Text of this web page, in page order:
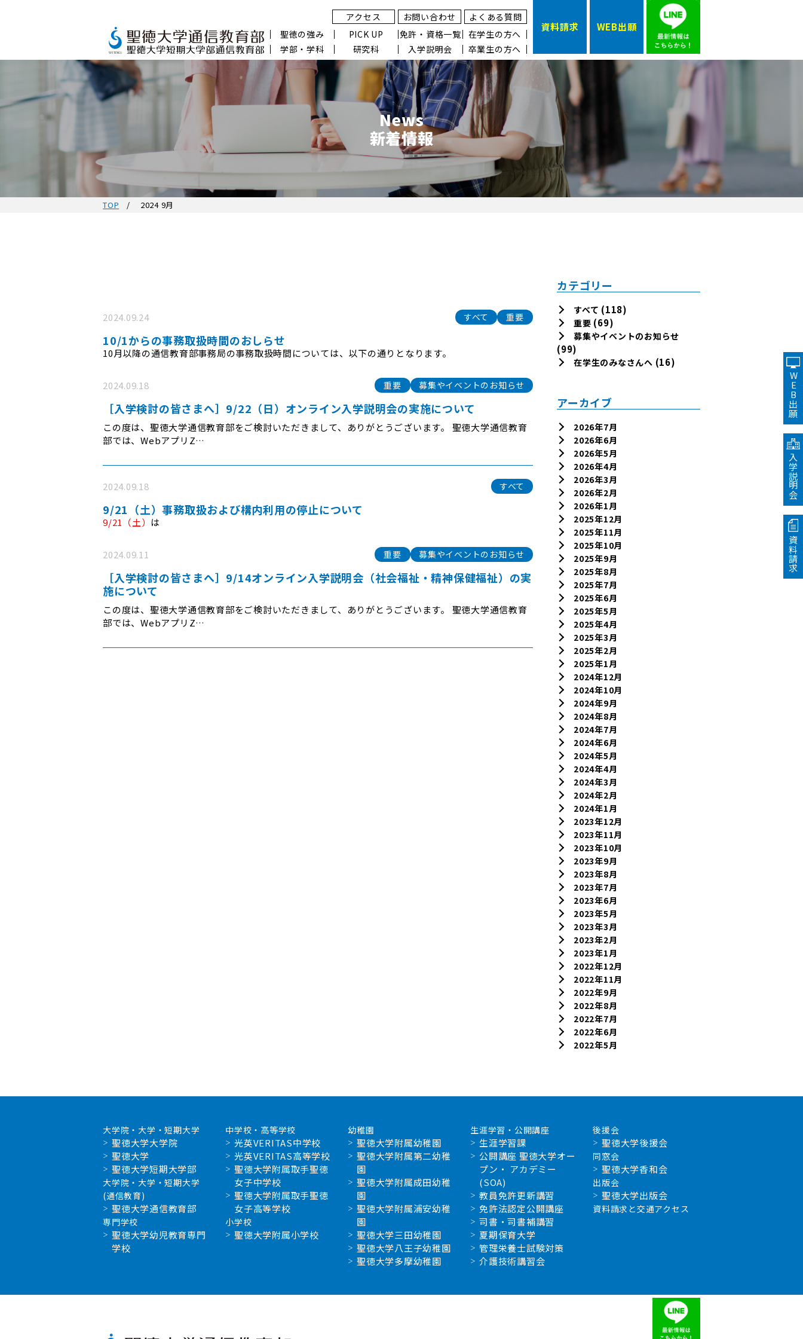
アクセス お問い合わせ
よくある質問
聖徳の強み
PICK UP 免許・資格一覧
在学生の方へ
学部・学科
研究科 入学説明会 卒業生の方へ
資料請求 WEB出願
News
新着情報
TOP 2024 9月
2024.09.24 すべて 重要
10/1からの事務取扱時間のおしらせ
10月以降の通信教育部事務局の事務取扱時間については、以下の通りとなります。
2024.09.18 重要 募集やイベントのお知らせ
［入学検討の皆さまへ］9/22（日）オンライン入学説明会の実施について
この度は、聖徳大学通信教育部をご検討いただきまして、ありがとうございます。 聖徳大学通信教育
部では、WebアプリZ…
2024.09.18 すべて
9/21（土）事務取扱および構内利用の停止について
9/21（土） は
2024.09.11 重要 募集やイベントのお知らせ
［入学検討の皆さまへ］9/14オンライン入学説明会（社会福祉・精神保健福祉）の実
施について
この度は、聖徳大学通信教育部をご検討いただきまして、ありがとうございます。 聖徳大学通信教育
部では、WebアプリZ…
カテゴリー
すべて (118)
重要 (69)
募集やイベントのお知らせ
(99)
在学生のみなさんへ (16)
アーカイブ
2026年7月
2026年6月
2026年5月
2026年4月
2026年3月
2026年2月
2026年1月
2025年12月
2025年11月
2025年10月
2025年9月
2025年8月
2025年7月
2025年6月
2025年5月
2025年4月
2025年3月
2025年2月
2025年1月
2024年12月
2024年10月
2024年9月
2024年8月
2024年7月
2024年6月
2024年5月
2024年4月
2024年3月
2024年2月
2024年1月
2023年12月
2023年11月
2023年10月
2023年9月
2023年8月
2023年7月
2023年6月
2023年5月
2023年3月
2023年2月
2023年1月
2022年12月
2022年11月
2022年9月
2022年8月
2022年7月
2022年6月
2022年5月
WEB出願
入学説明会
資料請求
大学院・大学・短期大学
聖徳大学大学院
聖徳大学
聖徳大学短期大学部
大学院・大学・短期大学
(通信教育)
聖徳大学通信教育部
専門学校
聖徳大学幼児教育専門
学校
中学校・高等学校
光英VERITAS中学校
光英VERITAS高等学校
聖徳大学附属取手聖徳
女子中学校
聖徳大学附属取手聖徳
女子高等学校
小学校
聖徳大学附属小学校
幼稚園
聖徳大学附属幼稚園
聖徳大学附属第二幼稚
園
聖徳大学附属成田幼稚
園
聖徳大学附属浦安幼稚
園
聖徳大学三田幼稚園
聖徳大学八王子幼稚園
聖徳大学多摩幼稚園
生涯学習・公開講座
生涯学習課
公開講座 聖徳大学オー
プン・ アカデミー
(SOA)
教員免許更新講習
免許法認定公開講座
司書・司書補講習
夏期保育大学
管理栄養士試験対策
介護技術講習会
後援会
聖徳大学後援会
同窓会
聖徳大学香和会
出版会
聖徳大学出版会
資料請求と交通アクセス